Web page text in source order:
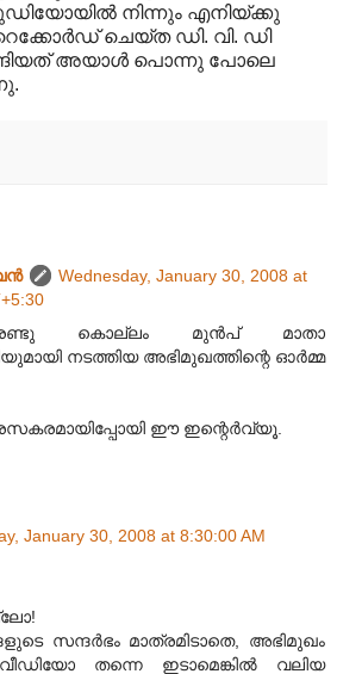
നിന്നും എനിയ്ക്കു
ചെയ്ത ഡി. വി. ഡി
അയാള്‍ പൊന്നു പോലെ
Wednesday, January 30, 2008 at
കൊല്ലം മുന്‍പ് മാതാ
നടത്തിയ അഭിമുഖത്തിന്റെ ഓര്‍മ്മ
രസകരമായിപ്പോയി ഈ ഇന്റെര്‍വ്യൂ.
January 30, 2008 at 8:30:00 AM
സന്ദര്‍ഭം മാത്രമിടാതെ, അഭിമുഖം
വീഡിയോ തന്നെ ഇടാമെങ്കില്‍ വലിയ